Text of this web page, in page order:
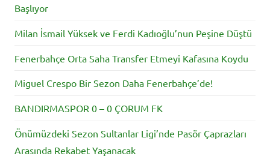
Başlıyor
Milan İsmail Yüksek ve Ferdi Kadıoğlu’nun Peşine Düştü
Fenerbahçe Orta Saha Transfer Etmeyi Kafasına Koydu
Miguel Crespo Bir Sezon Daha Fenerbahçe’de!
BANDIRMASPOR 0 – 0 ÇORUM FK
Önümüzdeki Sezon Sultanlar Ligi’nde Pasör Çaprazları
Arasında Rekabet Yaşanacak